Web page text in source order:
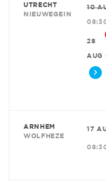
UTRECHT
NIEUWEGEIN
10
28
AUG
ARNHEM
WOLFHEZE
17